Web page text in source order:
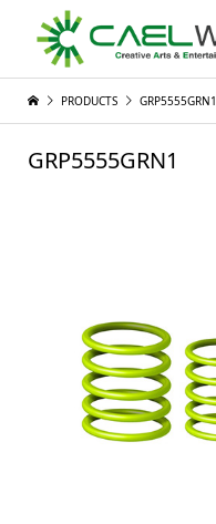
PRODUCTS GRP5555GRN1
GRP5555GRN1